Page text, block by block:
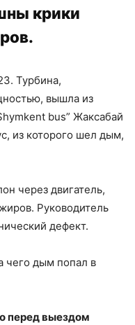
крики
Турбина,
вышла из
bus” Жаксабай
из которого шел дым,
через двигатель,
Руководитель
дефект.
чего дым попал в
перед выездом